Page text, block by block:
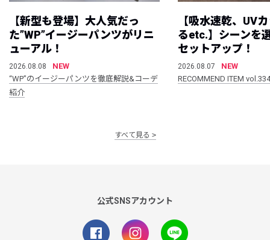
【新型も登場】大人気だっ
た”WP”イージーパンツがリニ
ューアル！
2026.08.08
NEW
“WP”のイージーパンツを徹底解説&コーデ
紹介
【吸水速乾、UV
るetc.】シーンを
セットアップ！
2026.08.07
NEW
RECOMMEND ITEM vol.334
すべて見る
公式SNSアカウント